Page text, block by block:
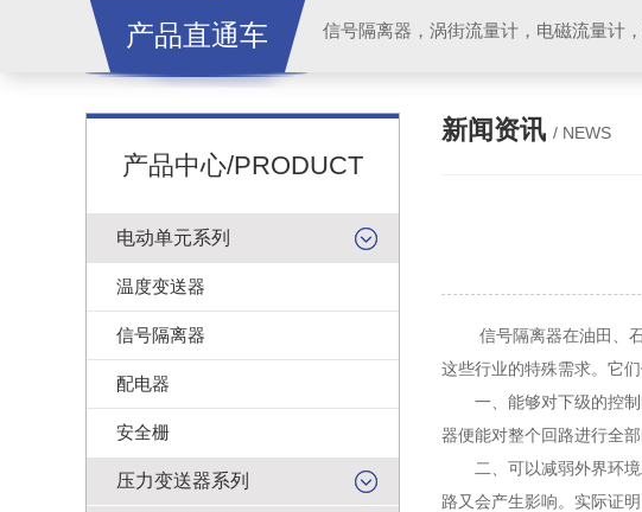
产品直通车 信号隔离器，涡街流量计，电磁流量计
产品中心/PRODUCT
电动单元系列
温度变送器
信号隔离器
配电器
安全栅
压力变送器系列
新闻资讯 / NEWS
信号隔离器在油田、石
这些行业的特殊需求。它
一、能够对下级的控制
器便能对整个回路进行全部
二、可以减弱外界环境
路又会产生影响。实际证